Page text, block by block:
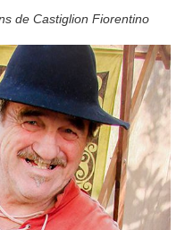
de Castiglion Fiorentino